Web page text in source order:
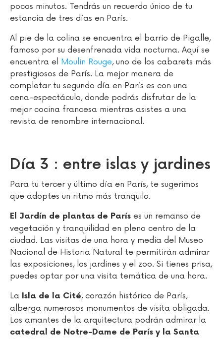
pocos minutos. Tendrás un recuerdo único de tu
estancia de tres días en París.
Al pie de la colina se encuentra el barrio de Pigalle,
famoso por su desenfrenada vida nocturna. Aquí se
encuentra el Moulin Rouge, uno de los cabarets más
prestigiosos de París. La mejor manera de
completar tu segundo día en París es con una
cena-espectáculo, donde podrás disfrutar de la
mejor cocina francesa mientras asistes a una
revista de renombre internacional.
Día 3 : entre islas y jardines
Para tu tercer y último día en París, te sugerimos
que adoptes un ritmo más tranquilo.
El Jardín de plantas de París es un remanso de
vegetación y tranquilidad en pleno centro de la
ciudad. Las visitas de una hora y media del Museo
Nacional de Historia Natural te permitirán admirar
las exposiciones, los jardines y el zoo. Si tienes prisa,
puedes optar por una visita temática de una hora.
La Isla de la Cité, corazón histórico de París,
alberga numerosos monumentos de visita obligada.
Los amantes de la arquitectura podrán admirar la
catedral de Notre-Dame de París y la Santa